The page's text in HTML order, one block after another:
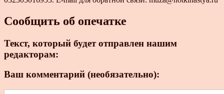
Сообщить об опечатке
Текст, который будет отправлен нашим
редакторам:
Ваш комментарий (необязательно):